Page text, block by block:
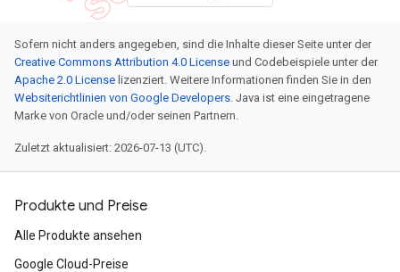
Sofern nicht anders angegeben, sind die Inhalte dieser Seite unter der
Creative Commons Attribution 4.0 License und Codebeispiele unter der
Apache 2.0 License lizenziert. Weitere Informationen finden Sie in den
Websiterichtlinien von Google Developers. Java ist eine eingetragene
Marke von Oracle und/oder seinen Partnern.
Zuletzt aktualisiert: 2026-07-13 (UTC).
Produkte und Preise
Alle Produkte ansehen
Google Cloud-Preise